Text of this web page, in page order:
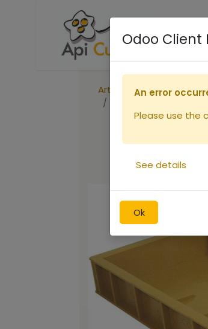
Accueil
Articles
Odoo Client
Ok
An error
Please use the
See details